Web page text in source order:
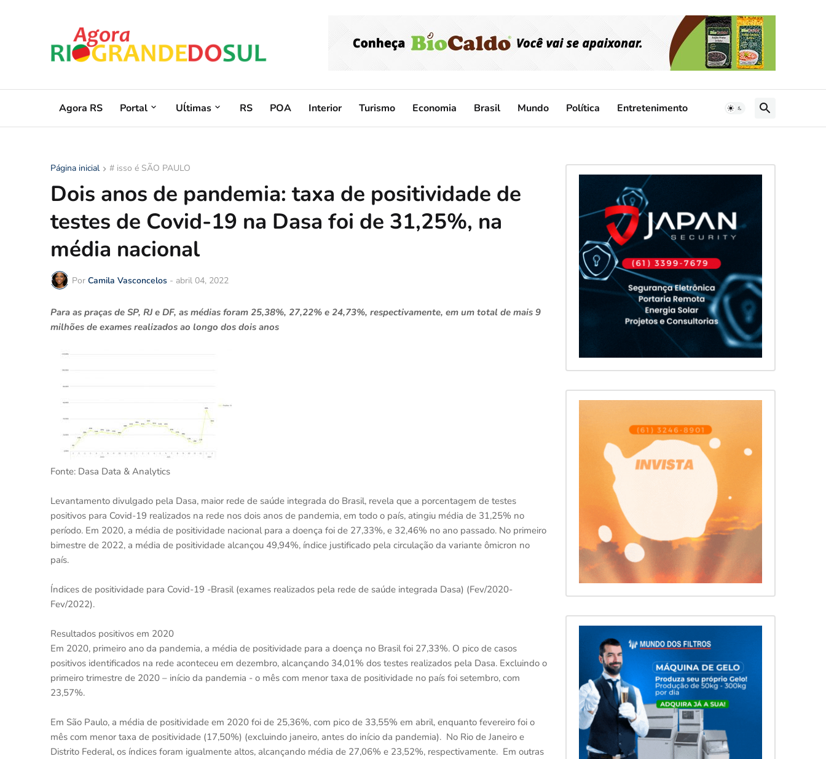
Agora RS Portal Uĺtimas RS POA Interior Turismo Economia Brasil Mundo Política Entretenimento
Página inicial # isso é SÃO PAULO
Dois anos de pandemia: taxa de positividade de
testes de Covid-19 na Dasa foi de 31,25%, na
média nacional
Por Camila Vasconcelos - abril 04, 2022
Para as praças de SP, RJ e DF, as médias foram 25,38%, 27,22% e 24,73%, respectivamente, em um total de mais 9
milhões de exames realizados ao longo dos dois anos
Fonte: Dasa Data & Analytics
Levantamento divulgado pela Dasa, maior rede de saúde integrada do Brasil, revela que a porcentagem de testes
positivos para Covid-19 realizados na rede nos dois anos de pandemia, em todo o país, atingiu média de 31,25% no
período. Em 2020, a média de positividade nacional para a doença foi de 27,33%, e 32,46% no ano passado. No primeiro
bimestre de 2022, a média de positividade alcançou 49,94%, índice justificado pela circulação da variante ômicron no
país.
Índices de positividade para Covid-19 -Brasil (exames realizados pela rede de saúde integrada Dasa) (Fev/2020-
Fev/2022).
Resultados positivos em 2020
Em 2020, primeiro ano da pandemia, a média de positividade para a doença no Brasil foi 27,33%. O pico de casos
positivos identificados na rede aconteceu em dezembro, alcançando 34,01% dos testes realizados pela Dasa. Excluindo o
primeiro trimestre de 2020 – início da pandemia - o mês com menor taxa de positividade no país foi setembro, com
23,57%.
Em São Paulo, a média de positividade em 2020 foi de 25,36%, com pico de 33,55% em abril, enquanto fevereiro foi o
mês com menor taxa de positividade (17,50%) (excluindo janeiro, antes do início da pandemia). No Rio de Janeiro e
Distrito Federal, os índices foram igualmente altos, alcançando média de 27,06% e 23,52%, respectivamente. Em outras